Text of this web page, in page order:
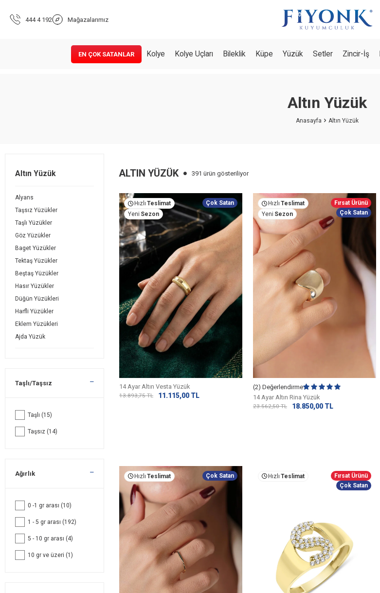
444 4 192 Mağazalarımız
EN ÇOK SATANLAR Kolye Kolye Uçları Bileklik Küpe Yüzük Setler Zincir-İş
Altın Yüzük
Anasayfa Altın Yüzük
Altın Yüzük
Alyans
Taşsız Yüzükler
Taşlı Yüzükler
Göz Yüzükler
Baget Yüzükler
Tektaş Yüzükler
Beştaş Yüzükler
Hasır Yüzükler
Düğün Yüzükleri
Harfli Yüzükler
Eklem Yüzükleri
Ajda Yüzük
Taşlı/Taşsız
Taşlı (15)
Taşsız (14)
Ağırlık
0 -1 gr arası (10)
1 - 5 gr arası (192)
5 - 10 gr arası (4)
10 gr ve üzeri (1)
ALTIN YÜZÜK 391 ürün gösteriliyor
Hızlı Teslimat
Yeni Sezon
Çok Satan
14 Ayar Altın Vesta Yüzük
13.893,75TL 11.115,00 TL
Hızlı Teslimat
Yeni Sezon
Fırsat Ürünü
Çok Satan
(2) Değerlendirme
14 Ayar Altın Rina Yüzük
23.562,50TL 18.850,00 TL
Hızlı Teslimat Çok Satan Hızlı Teslimat
Fırsat Ürünü
Çok Satan